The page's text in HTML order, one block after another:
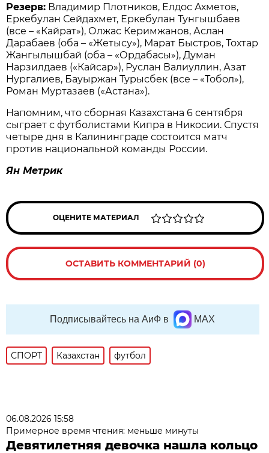
Резерв: Владимир Плотников, Елдос Ахметов,
Еркебулан Сейдахмет, Еркебулан Тунгышбаев
(все – «Кайрат»), Олжас Керимжанов, Аслан
Дарабаев (оба – «Жетысу»), Марат Быстров, Тохтар
Жангылышбай (оба – «Ордабасы»), Думан
Нарзилдаев («Кайсар»), Руслан Валиуллин, Азат
Нургалиев, Бауыржан Турысбек (все – «Тобол»),
Роман Муртазаев («Астана»).
Напомним, что сборная Казахстана 6 сентября
сыграет с футболистами Кипра в Никосии. Спустя
четыре дня в Калининграде состоится матч
против национальной команды России.
Ян Метрик
ОЦЕНИТЕ МАТЕРИАЛ
ОСТАВИТЬ КОММЕНТАРИЙ (0)
Подписывайтесь на АиФ в MAX
СПОРТ Казахстан футбол
06.08.2026 15:58
Примерное время чтения: меньше минуты
Девятилетняя девочка нашла кольцо